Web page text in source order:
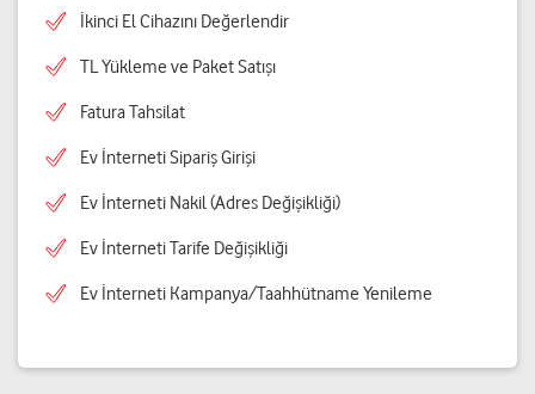
İkinci El Cihazını Değerlendir
TL Yükleme ve Paket Satışı
Fatura Tahsilat
Ev İnterneti Sipariş Girişi
Ev İnterneti Nakil (Adres Değişikliği)
Ev İnterneti Tarife Değişikliği
Ev İnterneti Kampanya/Taahhütname Yenileme